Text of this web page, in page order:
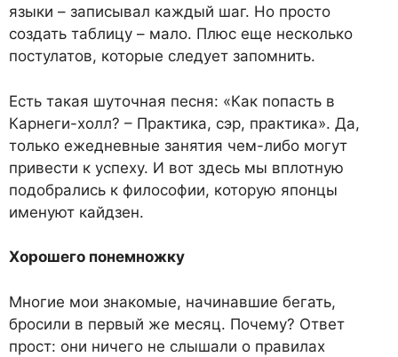
языки – записывал каждый шаг. Но просто
создать таблицу – мало. Плюс еще несколько
постулатов, которые следует запомнить.
Есть такая шуточная песня: «Как попасть в
Карнеги-холл? – Практика, сэр, практика». Да,
только ежедневные занятия чем-либо могут
привести к успеху. И вот здесь мы вплотную
подобрались к философии, которую японцы
именуют кайдзен.
Хорошего понемножку
Многие мои знакомые, начинавшие бегать,
бросили в первый же месяц. Почему? Ответ
прост: они ничего не слышали о правилах